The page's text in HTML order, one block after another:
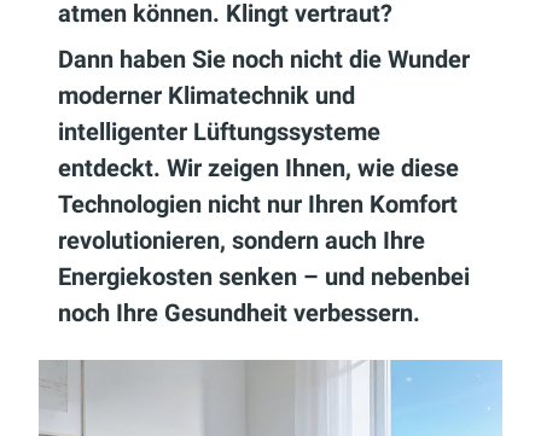
atmen können. Klingt vertraut?
Dann haben Sie noch nicht die Wunder
moderner Klimatechnik und
intelligenter Lüftungssysteme
entdeckt. Wir zeigen Ihnen, wie diese
Technologien nicht nur Ihren Komfort
revolutionieren, sondern auch Ihre
Energiekosten senken – und nebenbei
noch Ihre Gesundheit verbessern.